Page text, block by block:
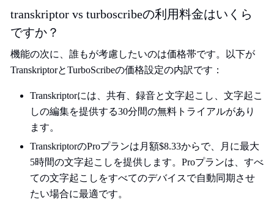
transkriptor vs turboscribeの利用料金はいくら
ですか？
機能の次に、誰もが考慮したいのは価格帯です。以下が
TranskriptorとTurboScribeの価格設定の内訳です：
Transkriptorには、共有、録音と文字起こし、文字起こ
しの編集を提供する30分間の無料トライアルがあり
ます。
TranskriptorのProプランは月額$8.33からで、月に最大
5時間の文字起こしを提供します。Proプランは、すべ
ての文字起こしをすべてのデバイスで自動同期させ
たい場合に最適です。